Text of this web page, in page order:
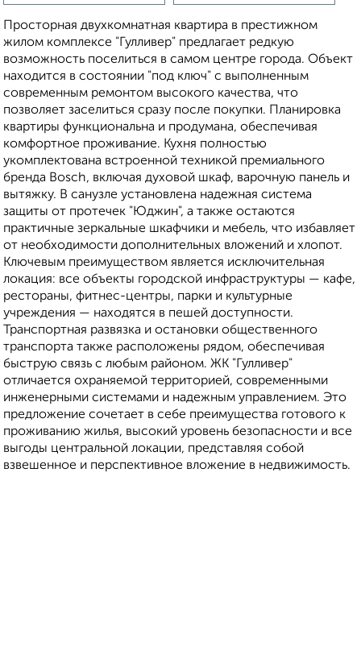
Просторная двухкомнатная квартира в престижном
жилом комплексе "Гулливер" предлагает редкую
возможность поселиться в самом центре города. Объект
находится в состоянии "под ключ" с выполненным
современным ремонтом высокого качества, что
позволяет заселиться сразу после покупки. Планировка
квартиры функциональна и продумана, обеспечивая
комфортное проживание. Кухня полностью
укомплектована встроенной техникой премиального
бренда Bosch, включая духовой шкаф, варочную панель и
вытяжку. В санузле установлена надежная система
защиты от протечек "Юджин", а также остаются
практичные зеркальные шкафчики и мебель, что избавляет
от необходимости дополнительных вложений и хлопот.
Ключевым преимуществом является исключительная
локация: все объекты городской инфраструктуры — кафе,
рестораны, фитнес-центры, парки и культурные
учреждения — находятся в пешей доступности.
Транспортная развязка и остановки общественного
транспорта также расположены рядом, обеспечивая
быструю связь с любым районом. ЖК "Гулливер"
отличается охраняемой территорией, современными
инженерными системами и надежным управлением. Это
предложение сочетает в себе преимущества готового к
проживанию жилья, высокий уровень безопасности и все
выгоды центральной локации, представляя собой
взвешенное и перспективное вложение в недвижимость.